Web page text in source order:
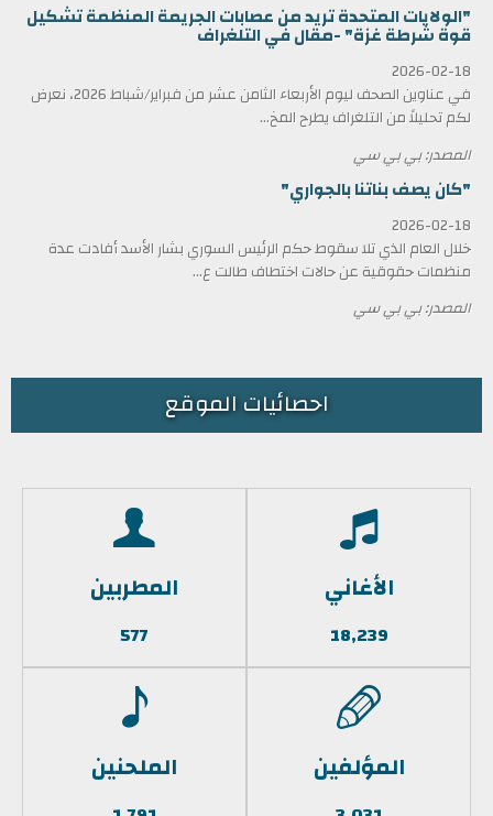
"الولايات المتحدة تريد من عصابات الجريمة المنظمة تشكيل
قوة شرطة غزة" -مقال في التلغراف
2026-02-18
في عناوين الصحف ليوم الأربعاء الثامن عشر من فبراير/شباط 2026، نعرض
لكم تحليلاً من التلغراف يطرح المخ...
المصدر: بي بي سي
"كان يصف بناتنا بالجواري"
2026-02-18
خلال العام الذي تلا سقوط حكم الرئيس السوري بشار الأسد أفادت عدة
منظمات حقوقية عن حالات اختطاف طالت ع...
المصدر: بي بي سي
احصائيات الموقع
الأغاني
18,239
المطربين
577
المؤلفين الملحنين